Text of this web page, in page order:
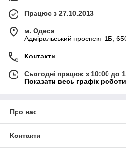
Працює з 27.10.2013
м. Одеса
Адміральський проспект 1Б,
Контакти
Сьогодні працює з 10:00 до
Показати весь графік роботи
Про нас
Контакти